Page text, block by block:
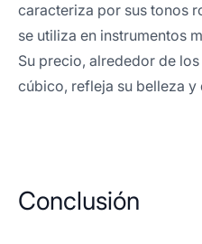
caracteriza por sus tonos
se utiliza en instrumentos
Su precio, alrededor de
cúbico, refleja su belleza
Conclusión